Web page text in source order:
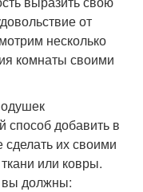
от
несколько
комнаты своими
добавить в
их своими
или ковры.
вы должны: